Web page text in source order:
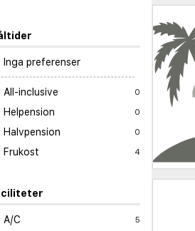
Inga preferenser
All-inclusive 0
Helpension 0
Halvpension 0
Frukost 4
A/C 5